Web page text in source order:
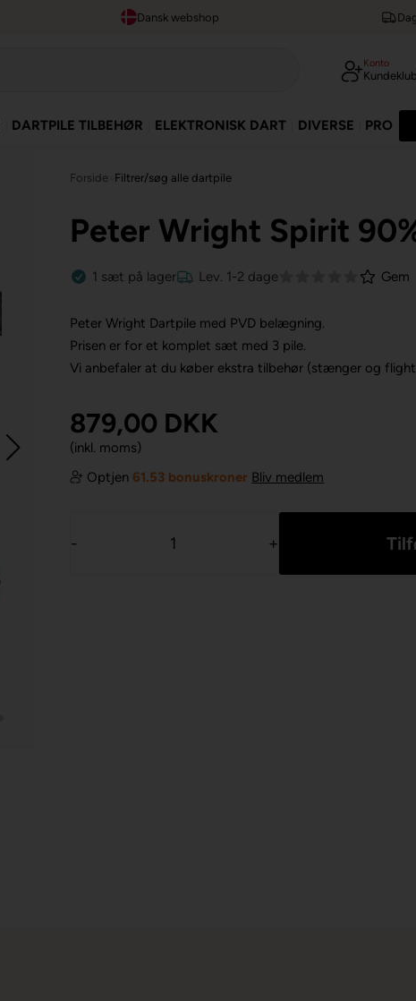
Dansk webshop
Konto
Kundeklub
DARTPILE TILBEHØR ELEKTRONISK DART DIVERSE PRO
Forside Filtrer/søg alle dartpile
Peter Wright Spirit
1 sæt på lager Lev. 1-2 dage Gem
Peter Wright Dartpile med PVD belægning.
Prisen er for et komplet sæt med 3 pile.
Vi anbefaler at du køber ekstra tilbehør (stænger og
879,00 DKK
(inkl. moms)
Optjen 61.53 bonuskroner Bliv medlem
- +